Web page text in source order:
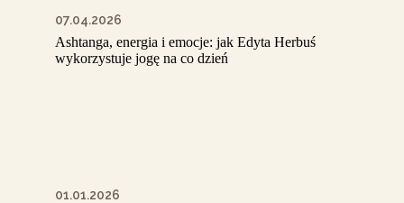
07.04.2026
Ashtanga, energia i emocje: jak Edyta Herbuś
wykorzystuje jogę na co dzień
01.01.2026